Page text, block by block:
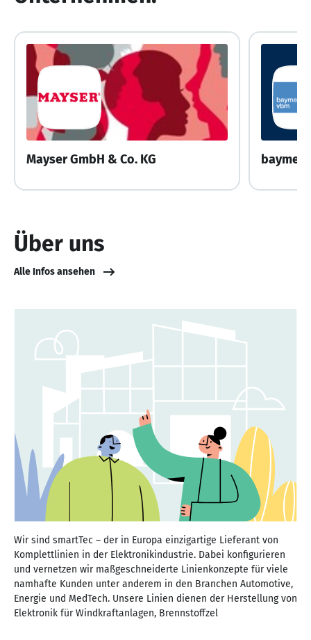
Mayser GmbH & Co. KG
Über uns
Alle Infos ansehen
Wir sind smartTec – der in Europa einzigartige Lieferant von
Komplettlinien in der Elektronikindustrie. Dabei konfigurieren
und vernetzen wir maßgeschneiderte Linienkonzepte für viele
namhafte Kunden unter anderem in den Branchen Automotive,
Energie und MedTech. Unsere Linien dienen der Herstellung von
Elektronik für Windkraftanlagen, Brennstoffzel